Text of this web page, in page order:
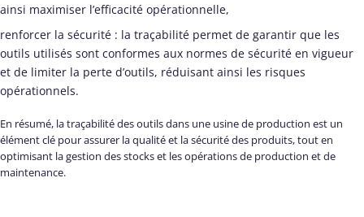
ainsi maximiser l’efficacité opérationnelle,
renforcer la sécurité : la traçabilité permet de garantir que les
outils utilisés sont conformes aux normes de sécurité en vigueur
et de limiter la perte d’outils, réduisant ainsi les risques
opérationnels.
En résumé, la traçabilité des outils dans une usine de production est un
élément clé pour assurer la qualité et la sécurité des produits, tout en
optimisant la gestion des stocks et les opérations de production et de
maintenance.